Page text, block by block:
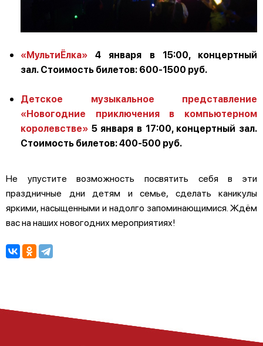
«МультиЁлка» 4 января в 15:00, концертный
зал. Стоимость билетов: 600-1500 руб.
Детское музыкальное представление
«Новогодние приключения в компьютерном
королевстве» 5 января в 17:00, концертный зал.
Стоимость билетов: 400-500 руб.
Не упустите возможность посвятить себя в эти
праздничные дни детям и семье, сделать каникулы
яркими, насыщенными и надолго запоминающимися. Ждём
вас на наших новогодних мероприятиях!